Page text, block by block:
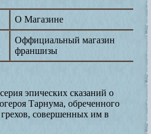
О Магазине
Оффициальный магазин
франшизы
эпических сказаний о
Тарнума, обреченного
совершенных им в